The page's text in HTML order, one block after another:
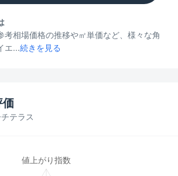
考相場価格の推移や㎡単価など、様々な角
エ...続きを見る
テラス
価